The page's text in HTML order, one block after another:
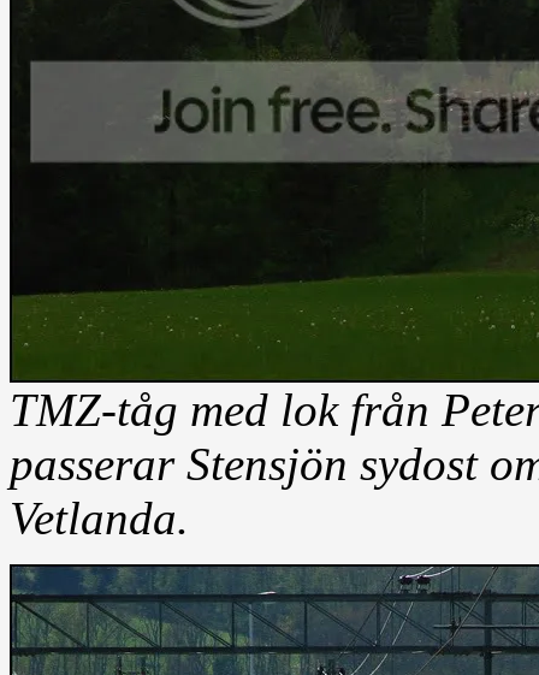
TMZ-tåg med lok från
passerar Stensjön sydost
Vetlanda.